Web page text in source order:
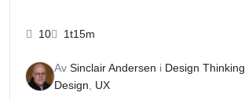
10 1t15m
Av Sinclair Andersen i Design Thinking
Design
UX